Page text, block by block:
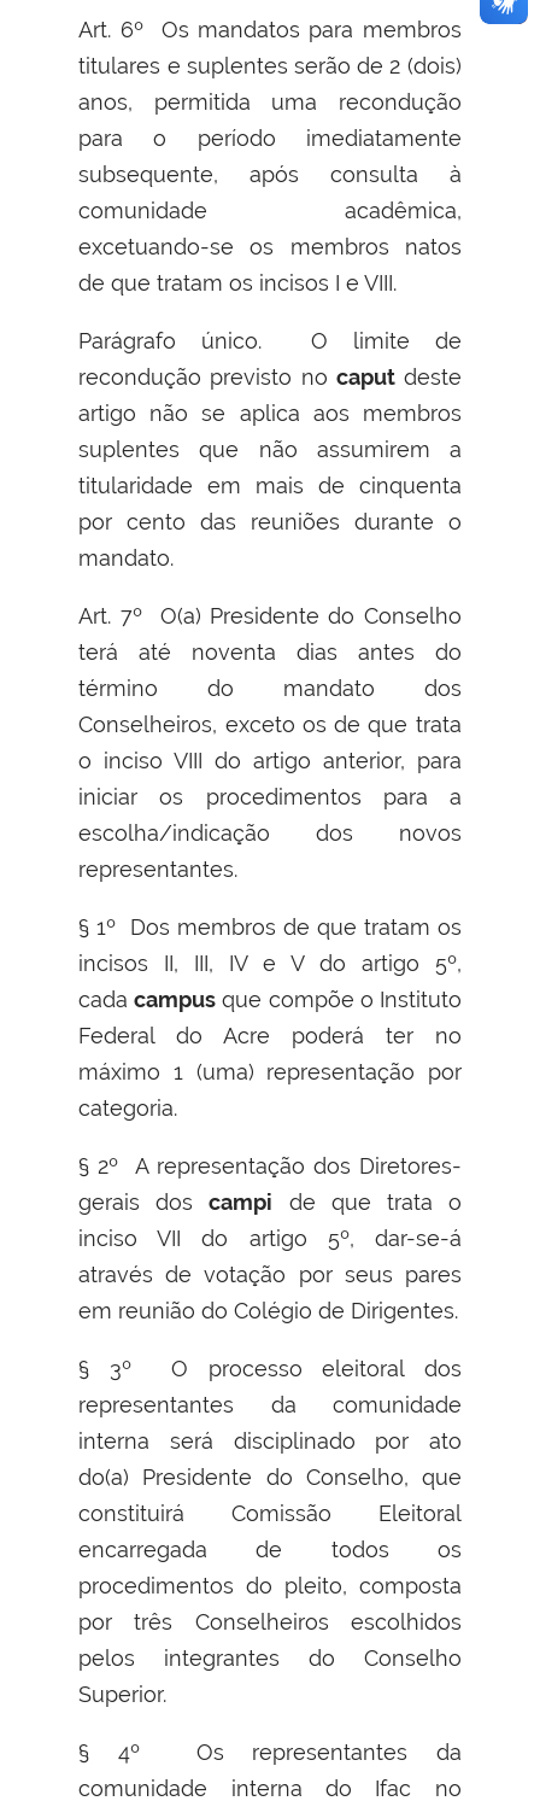
Art. 6º Os mandatos para membros
titulares e suplentes serão de 2 (dois)
anos, permitida uma recondução
para o período imediatamente
subsequente, após consulta à
comunidade acadêmica,
excetuando-se os membros natos
de que tratam os incisos I e VIII.
Parágrafo único. O limite de
recondução previsto no caputdeste
artigo não se aplica aos membros
suplentes que não assumirem a
titularidade em mais de cinquenta
por cento das reuniões durante o
mandato.
Art. 7º O(a) Presidente do Conselho
terá até noventa dias antes do
término do mandato dos
Conselheiros, exceto os de que trata
o inciso VIII do artigo anterior, para
iniciar os procedimentos para a
escolha/indicação dos novos
representantes.
§ 1º Dos membros de que tratam os
incisos II, III, IV e V do artigo 5º,
cadacampus que compõe o Instituto
Federal do Acre poderá ter no
máximo 1 (uma) representação por
categoria.
§ 2º A representação dos Diretores-
gerais doscampi de que trata o
inciso VII do artigo 5º, dar-se-á
através de votação por seus pares
em reunião do Colégio de Dirigentes.
§ 3º O processo eleitoral dos
representantes da comunidade
interna será disciplinado por ato
do(a) Presidente do Conselho, que
constituirá Comissão Eleitoral
encarregada de todos os
procedimentos do pleito, composta
por três Conselheiros escolhidos
pelos integrantes do Conselho
Superior.
§ 4º Os representantes da
comunidade interna do Ifac no